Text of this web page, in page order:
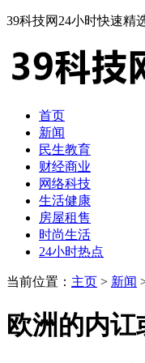
39科技网24小时快速精
首页
新闻
民生教育
财经商业
网络科技
生活健康
房屋租售
时尚生活
24小时热点
当前位置： 主页 > 新闻
欧洲的内讧